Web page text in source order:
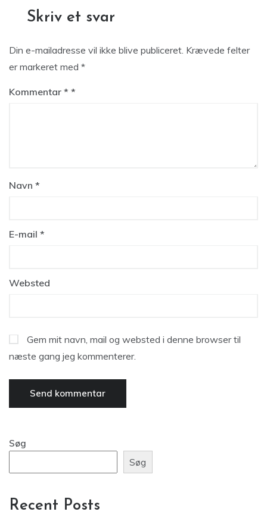
Skriv et svar
Din e-mailadresse vil ikke blive publiceret. Krævede felter
er markeret med *
Kommentar *
Navn *
E-mail *
Websted
Gem mit navn, mail og websted i denne browser til
næste gang jeg kommenterer.
Søg
Søg
Recent Posts